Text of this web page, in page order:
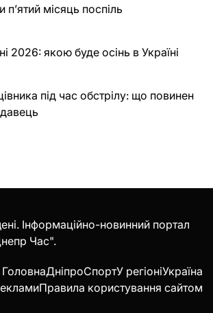
п’ятий місяць поспіль
2026: якою буде осінь в Україні
під час обстрілу: що повинен
Інформаційно-новинний портал
Час".
ГоловнаДніпроСпортУ регіоніУкраїна
Правила користування сайтом